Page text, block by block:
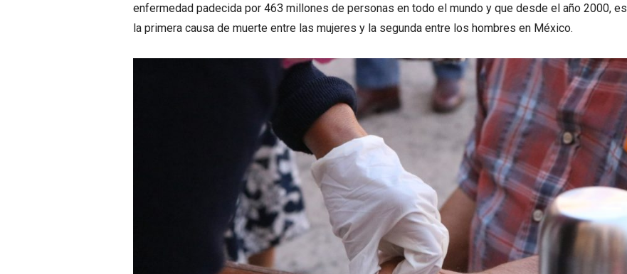
enfermedad padecida por 463 millones de personas en todo el mundo y que desde el año 2000, es
la primera causa de muerte entre las mujeres y la segunda entre los hombres en México.